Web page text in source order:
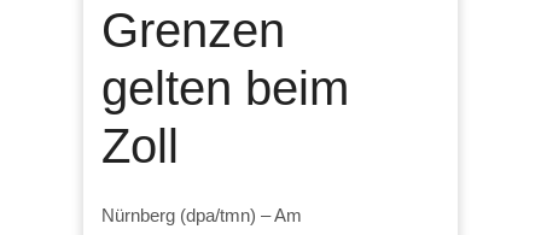
Grenzen
gelten beim
Zoll
Nürnberg (dpa/tmn) – Am